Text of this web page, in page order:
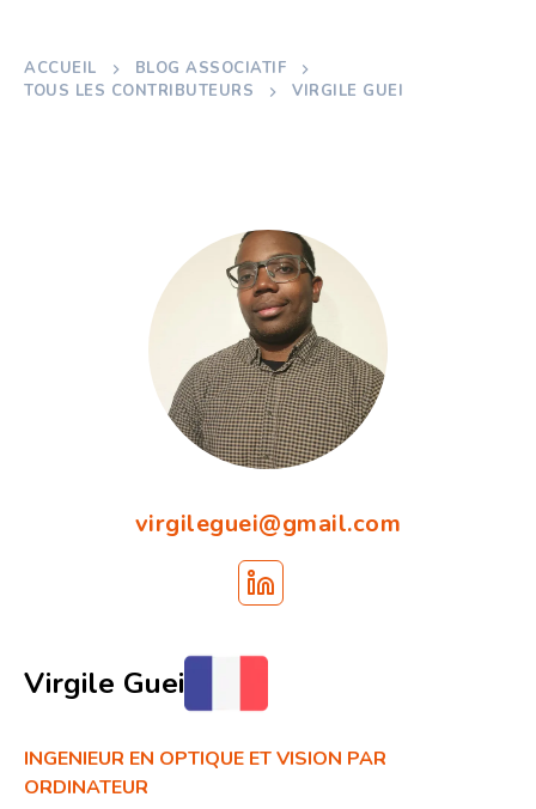
ACCUEIL
BLOG ASSOCIATIF
TOUS LES CONTRIBUTEURS
VIRGILE GUEI
virgileguei@gmail.com
Virgile Guei
INGENIEUR EN OPTIQUE ET VISION PAR
ORDINATEUR